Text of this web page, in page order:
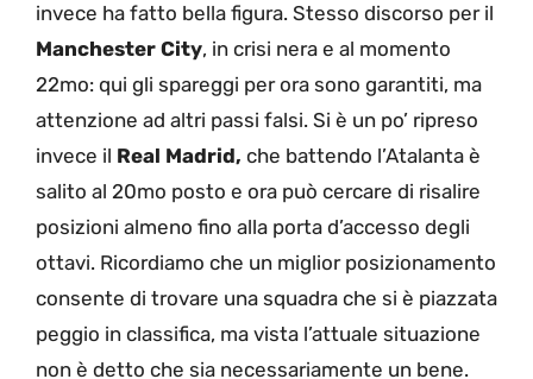
invece ha fatto bella figura. Stesso discorso per il
Manchester City, in crisi nera e al momento
22mo: qui gli spareggi per ora sono garantiti, ma
attenzione ad altri passi falsi. Si è un po’ ripreso
invece il Real Madrid, che battendo l’Atalanta è
salito al 20mo posto e ora può cercare di risalire
posizioni almeno fino alla porta d’accesso degli
ottavi. Ricordiamo che un miglior posizionamento
consente di trovare una squadra che si è piazzata
peggio in classifica, ma vista l’attuale situazione
non è detto che sia necessariamente un bene.